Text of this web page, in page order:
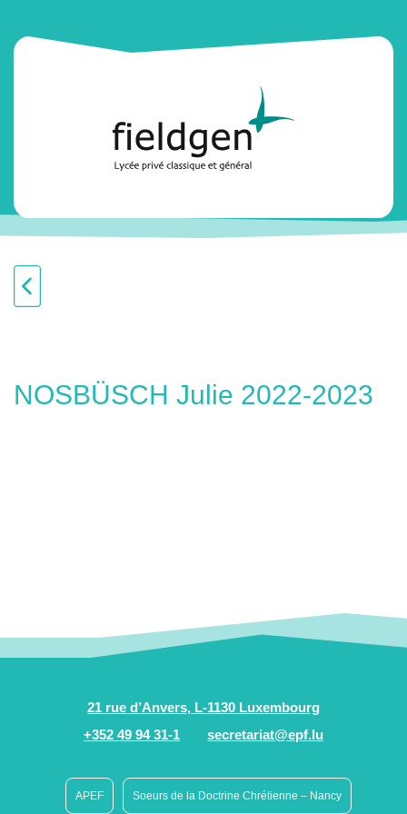
NOSBÜSCH Julie 2022-2023
21 rue d’Anvers, L-1130 Luxembourg
+352 49 94 31-1
secretariat@epf.lu
APEF Soeurs de la Doctrine Chrétienne – Nancy